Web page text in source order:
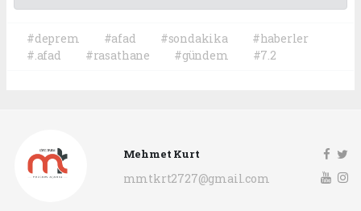
#deprem #afad #sondakika
#haberler
#.afad
#rasathane #gündem #7.2
Mehmet Kurt
mmtkrt2727@gmail.com